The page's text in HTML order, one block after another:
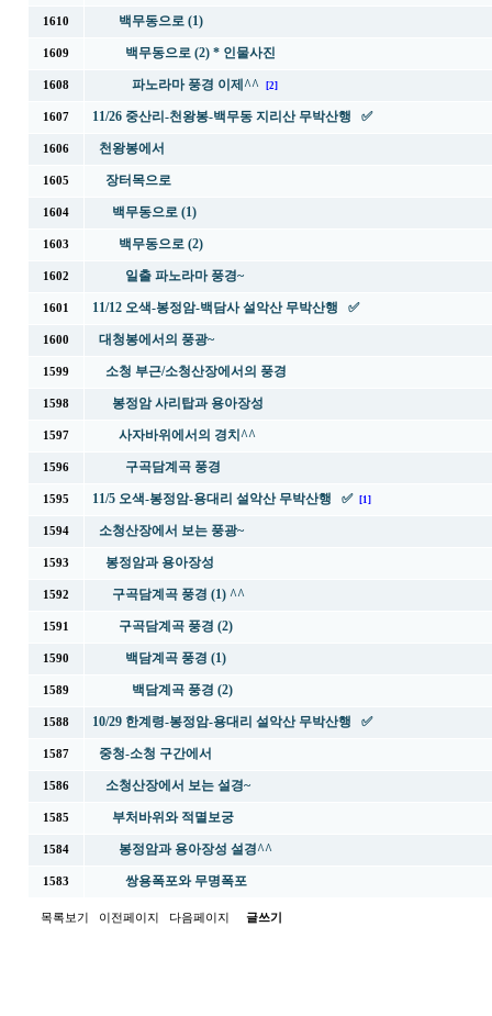
1610 백무동으로 (1)
1609 백무동으로 (2) * 인물사진
1608 파노라마 풍경 이제^^ [2]
1607 11/26 중산리-천왕봉-백무동 지리산 무박산행 ✅
1606 천왕봉에서
1605 장터목으로
1604 백무동으로 (1)
1603 백무동으로 (2)
1602 일출 파노라마 풍경~
1601 11/12 오색-봉정암-백담사 설악산 무박산행 ✅
1600 대청봉에서의 풍광~
1599 소청 부근/소청산장에서의 풍경
1598 봉정암 사리탑과 용아장성
1597 사자바위에서의 경치^^
1596 구곡담계곡 풍경
1595 11/5 오색-봉정암-용대리 설악산 무박산행 ✅ [1]
1594 소청산장에서 보는 풍광~
1593 봉정암과 용아장성
1592 구곡담계곡 풍경 (1) ^^
1591 구곡담계곡 풍경 (2)
1590 백담계곡 풍경 (1)
1589 백담계곡 풍경 (2)
1588 10/29 한계령-봉정암-용대리 설악산 무박산행 ✅
1587 중청-소청 구간에서
1586 소청산장에서 보는 설경~
1585 부처바위와 적멸보궁
1584 봉정암과 용아장성 설경^^
1583 쌍용폭포와 무명폭포
목록보기 이전페이지 다음페이지 글쓰기